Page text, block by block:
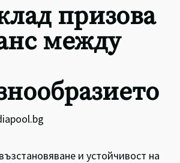
призова
между
и устойчивост на